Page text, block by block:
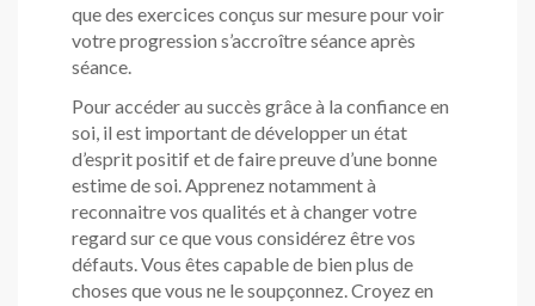
que des exercices conçus sur mesure pour voir
votre progression s’accroître séance après
séance.
Pour accéder au succès grâce à la confiance en
soi, il est important de développer un état
d’esprit positif et de faire preuve d’une bonne
estime de soi. Apprenez notamment à
reconnaitre vos qualités et à changer votre
regard sur ce que vous considérez être vos
défauts. Vous êtes capable de bien plus de
choses que vous ne le soupçonnez. Croyez en